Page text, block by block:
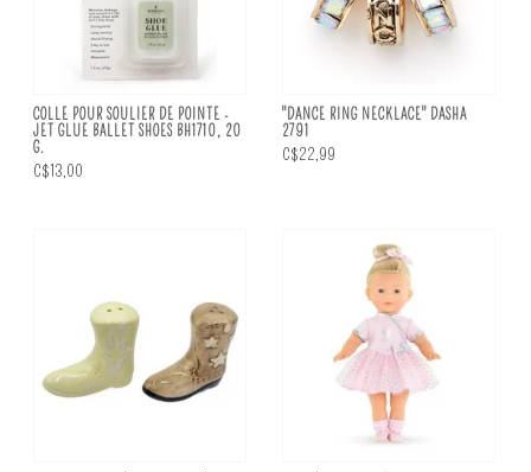
COLLE POUR SOULIER DE POINTE -
JET GLUE BALLET SHOES BH1710, 20
G.
C$13,00
"DANCE RING NECKLACE" DASHA
2791
C$22,99